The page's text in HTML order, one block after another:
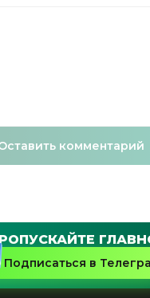
комментарий
Подписаться в